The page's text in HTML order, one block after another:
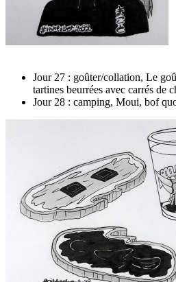
Jour 27 : goûter/collation, Le
tartines beurrées avec carrés de
Jour 28 : camping, Moui, bof